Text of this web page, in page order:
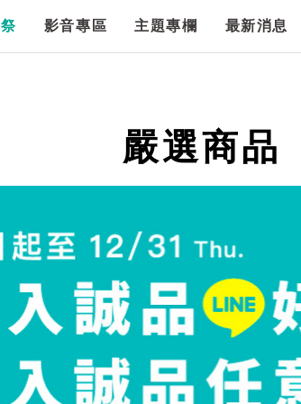
影音專區 主題專欄 最新消息
嚴選商品